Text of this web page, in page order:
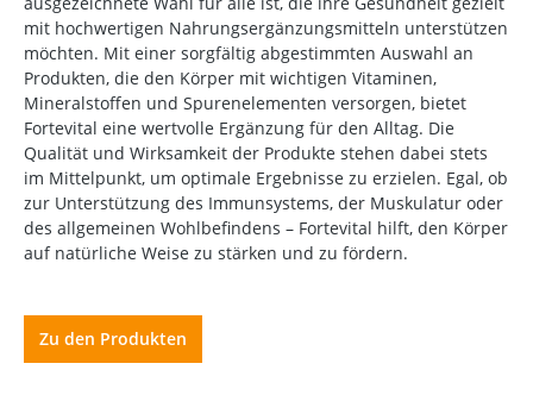
mit hochwertigen Nahrungsergänzungsmitteln unterstützen
möchten. Mit einer sorgfältig abgestimmten Auswahl an
Produkten, die den Körper mit wichtigen Vitaminen,
Mineralstoffen und Spurenelementen versorgen, bietet
Fortevital eine wertvolle Ergänzung für den Alltag. Die
Qualität und Wirksamkeit der Produkte stehen dabei stets
im Mittelpunkt, um optimale Ergebnisse zu erzielen. Egal, ob
zur Unterstützung des Immunsystems, der Muskulatur oder
des allgemeinen Wohlbefindens – Fortevital hilft, den Körper
auf natürliche Weise zu stärken und zu fördern.
Zu den Produkten